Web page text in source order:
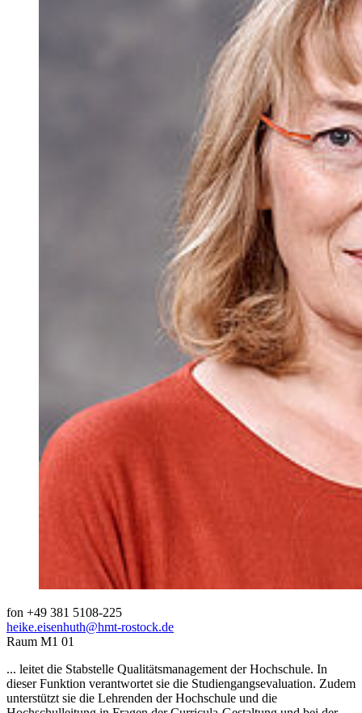
fon +49 381 5108-225
heike.eisenhuth@hmt-rostock.de
Raum M1 01
... leitet die Stabstelle Qualitätsmanagement der Hochschule. In
dieser Funktion verantwortet sie die Studiengangsevaluation. Zudem
unterstützt sie die Lehrenden der Hochschule und die